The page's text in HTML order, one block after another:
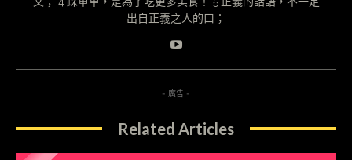
出自正義之人的口；
- 廣告 -
Related Articles